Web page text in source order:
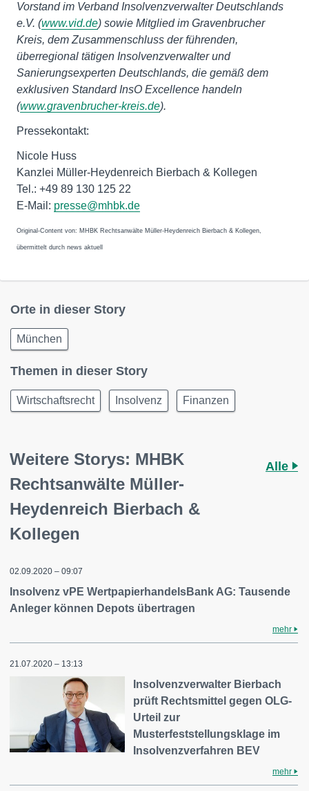
Vorstand im Verband Insolvenzverwalter Deutschlands
e.V. (www.vid.de) sowie Mitglied im Gravenbrucher
Kreis, dem Zusammenschluss der führenden,
überregional tätigen Insolvenzverwalter und
Sanierungsexperten Deutschlands, die gemäß dem
exklusiven Standard InsO Excellence handeln
(www.gravenbrucher-kreis.de).
Pressekontakt:
Nicole Huss
Kanzlei Müller-Heydenreich Bierbach & Kollegen
Tel.: +49 89 130 125 22
E-Mail: presse@mhbk.de
Original-Content von: MHBK Rechtsanwälte Müller-Heydenreich Bierbach & Kollegen,
übermittelt durch news aktuell
Orte in dieser Story
München
Themen in dieser Story
Wirtschaftsrecht Insolvenz Finanzen
Weitere Storys: MHBK
Rechtsanwälte Müller-
Heydenreich Bierbach &
Kollegen
Alle
02.09.2020 – 09:07
Insolvenz vPE WertpapierhandelsBank AG: Tausende
Anleger können Depots übertragen
mehr
21.07.2020 – 13:13
Insolvenzverwalter Bierbach
prüft Rechtsmittel gegen OLG-
Urteil zur
Musterfeststellungsklage im
Insolvenzverfahren BEV
mehr